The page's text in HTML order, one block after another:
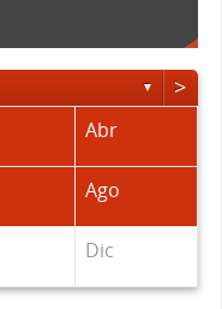
▼ >
Abr
Ago
Dic